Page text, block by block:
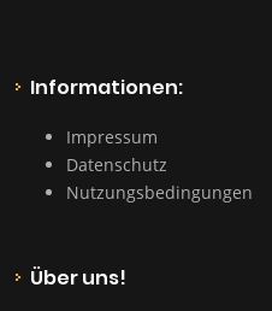
Informationen:
Impressum
Datenschutz
Nutzungsbedingungen
Über uns!